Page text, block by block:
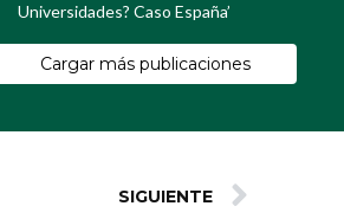
Universidades? Caso España’
Cargar más publicaciones
SIGUIENTE